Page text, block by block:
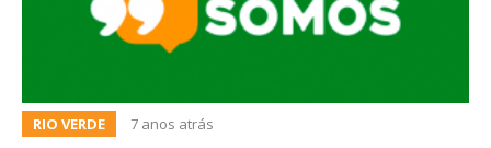
RIO VERDE 7 anos atrás